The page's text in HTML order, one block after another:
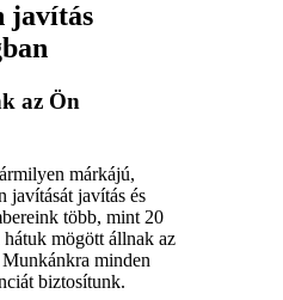
javítás
az Ön
márkájú,
javítását javítás és
több, mint 20
hátuk mögött állnak az
minden
biztosítunk.